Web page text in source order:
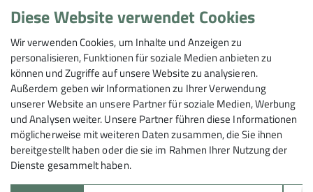
Details
Monatswanderung Dezember– BZG Mosbach
19.12.2026
Details
Diese Website verwendet Cookies
Wir verwenden Cookies, um Inhalte und Anzeigen zu
personalisieren, Funktionen für soziale Medien anbieten zu
können und Zugriffe auf unsere Website zu analysieren.
Außerdem geben wir Informationen zu Ihrer Verwendung
unserer Website an unsere Partner für soziale Medien, Werbung
und Analysen weiter. Unsere Partner führen diese Informationen
möglicherweise mit weiteren Daten zusammen, die Sie ihnen
bereitgestellt haben oder die sie im Rahmen Ihrer Nutzung der
Dienste gesammelt haben.